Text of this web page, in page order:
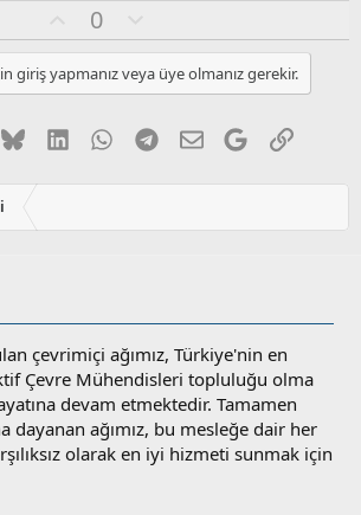
y
l
a
0
l
u
m
u
z
o
l
giriş yapmanız veya üye olmanız gerekir.
BlueskyLinkedInWhatsApp
Telegram
E-postaGoogleLink
çevrimiçi ağımız, Türkiye'nin en
Çevre Mühendisleri topluluğu olma
devam etmektedir. Tamamen
dayanan ağımız, bu mesleğe dair her
olarak en iyi hizmeti sunmak için